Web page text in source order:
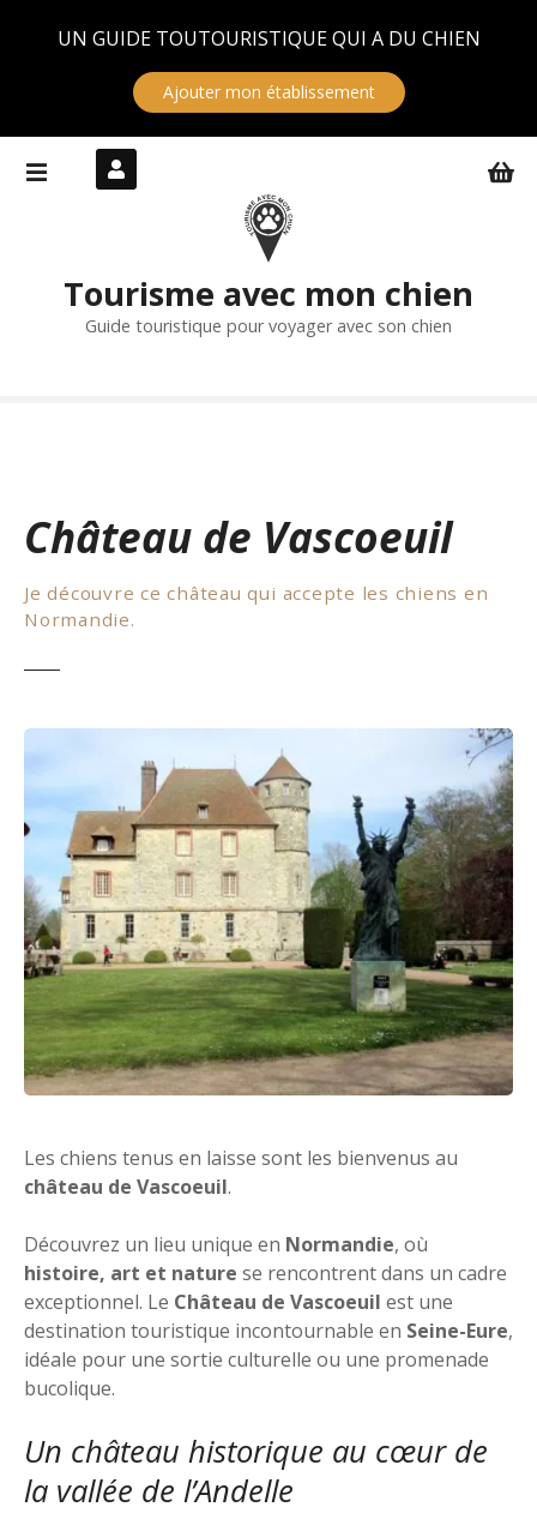
UN GUIDE TOUTOURISTIQUE QUI A DU CHIEN
Ajouter mon établissement
Tourisme avec mon chien
Guide touristique pour voyager avec son chien
Château de Vascoeuil
Je découvre ce château qui accepte les chiens en
Normandie.
Les chiens tenus en laisse sont les bienvenus au
château de Vascoeuil.
Découvrez un lieu unique en Normandie, où
histoire, art et nature se rencontrent dans un cadre
exceptionnel. Le Château de Vascoeuil est une
destination touristique incontournable en Seine-Eure,
idéale pour une sortie culturelle ou une promenade
bucolique.
Un château historique au cœur de
la vallée de l’Andelle